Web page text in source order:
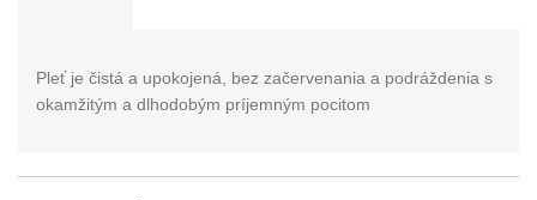
Pleť je čistá a upokojená, bez začervenania a podráždenia s
okamžitým a dlhodobým príjemným pocitom